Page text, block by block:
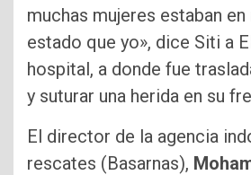
muchas mujeres estaban
estado que yo», dice Siti a
hospital, a donde fue
y suturar una herida en su
El director de la agencia
rescates (Basarnas),